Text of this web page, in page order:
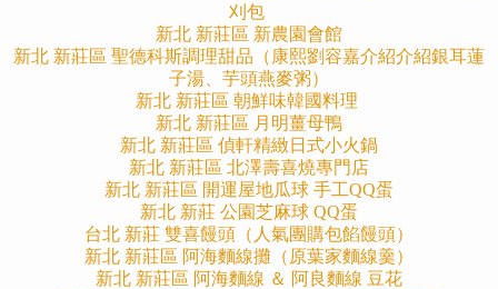
刈包
新北 新莊區 新農園會館
新北 新莊區 聖德科斯調理甜品（康熙劉容嘉介紹介紹銀耳蓮
子湯、芋頭燕麥粥）
新北 新莊區 朝鮮味韓國料理
新北 新莊區 月明薑母鴨
新北 新莊區 偵軒精緻日式小火鍋
新北 新莊區 北澤壽喜燒專門店
新北 新莊區 開運屋地瓜球 手工QQ蛋
新北 新莊 公園芝麻球 QQ蛋
台北 新莊 雙喜饅頭（人氣團購包餡饅頭）
新北 新莊區 阿海麵線攤（原葉家麵線羹）
新北 新莊區 阿海麵線 ＆ 阿良麵線 豆花